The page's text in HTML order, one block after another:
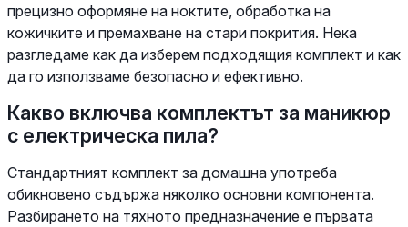
прецизно оформяне на ноктите, обработка на
кожичките и премахване на стари покрития. Нека
разгледаме как да изберем подходящия комплект и как
да го използваме безопасно и ефективно.
Какво включва комплектът за маникюр
с електрическа пила?
Стандартният комплект за домашна употреба
обикновено съдържа няколко основни компонента.
Разбирането на тяхното предназначение е първата